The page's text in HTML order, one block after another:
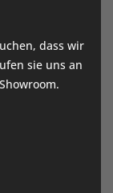
dass wir
sie uns an